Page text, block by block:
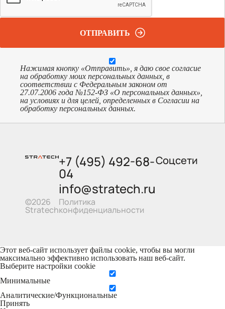
ОТПРАВИТЬ
Нажимая кнопку «Отправить», я даю свое согласие
на обработку моих персональных данных, в
соответствии с Федеральным законом от
27.07.2006 года №152-ФЗ «О персональных данных»,
на условиях и для целей, определенных в Согласии на
обработку персональных данных.
©2026
Stratech
+7 (495) 492-68-
04
info@stratech.ru
Политика
конфиденциальности
Соцсети
Этот веб-сайт использует файлы cookie, чтобы вы могли
максимально эффективно использовать наш веб-сайт.
Выберите настройки cookie
Минимальные
Аналитические/Функциональные
Принять